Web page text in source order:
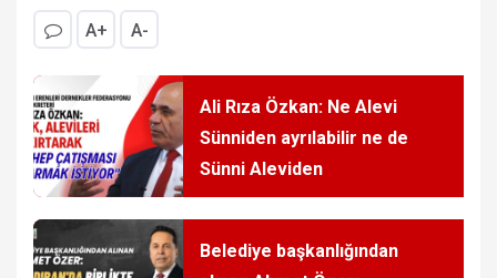
A+ A-
Ali Rıza Özkan: Ne Alevi
Sünniden ayrılabilir ne de
Sünni Aleviden
Belediye başkanlığından